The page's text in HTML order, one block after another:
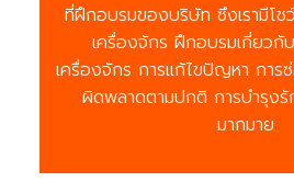
ที่ฝึกอบรมของบริษัท ซึงเรามีโช
เครื่องจักร ฝึกอบรมเกี่ยวกั
เครื่องจักร การแก้ไขปัญหา การ
ผิดพลาดตามปกติ การบำรุง
มากมาย